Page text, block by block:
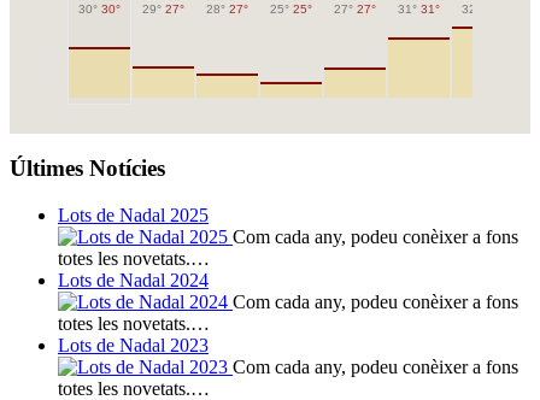
30° 30° 29° 27° 28° 27° 25° 25° 27° 27° 31° 31° 32°
Últimes Notícies
Lots de Nadal 2025
Com cada any, podeu conèixer a fons
totes les novetats.…
Lots de Nadal 2024
Com cada any, podeu conèixer a fons
totes les novetats.…
Lots de Nadal 2023
Com cada any, podeu conèixer a fons
totes les novetats.…